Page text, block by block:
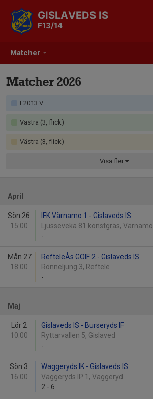
Matcher
GISLAVEDS IS
F13/14
Matcher 2026
F2013 V
Västra (3, flick)
Västra (3, flick)
Visa fler
April
Sön 26
15:00
IFK Värnamo 1 - Gislaveds IS
Ljusseveka 81 konstgräs, Värnamo
-
Mån 27
18:00
RefteleÅs GOIF 2 - Gislaveds IS
Rönneljung 3, Reftele
-
Maj
Lör 2
10:00
Gislaveds IS - Burseryds IF
Ryttarvallen 5, Gislaved
-
Sön 3
16:00
Waggeryds IK - Gislaveds IS
Vaggeryds IP 1, Vaggeryd
2 - 6